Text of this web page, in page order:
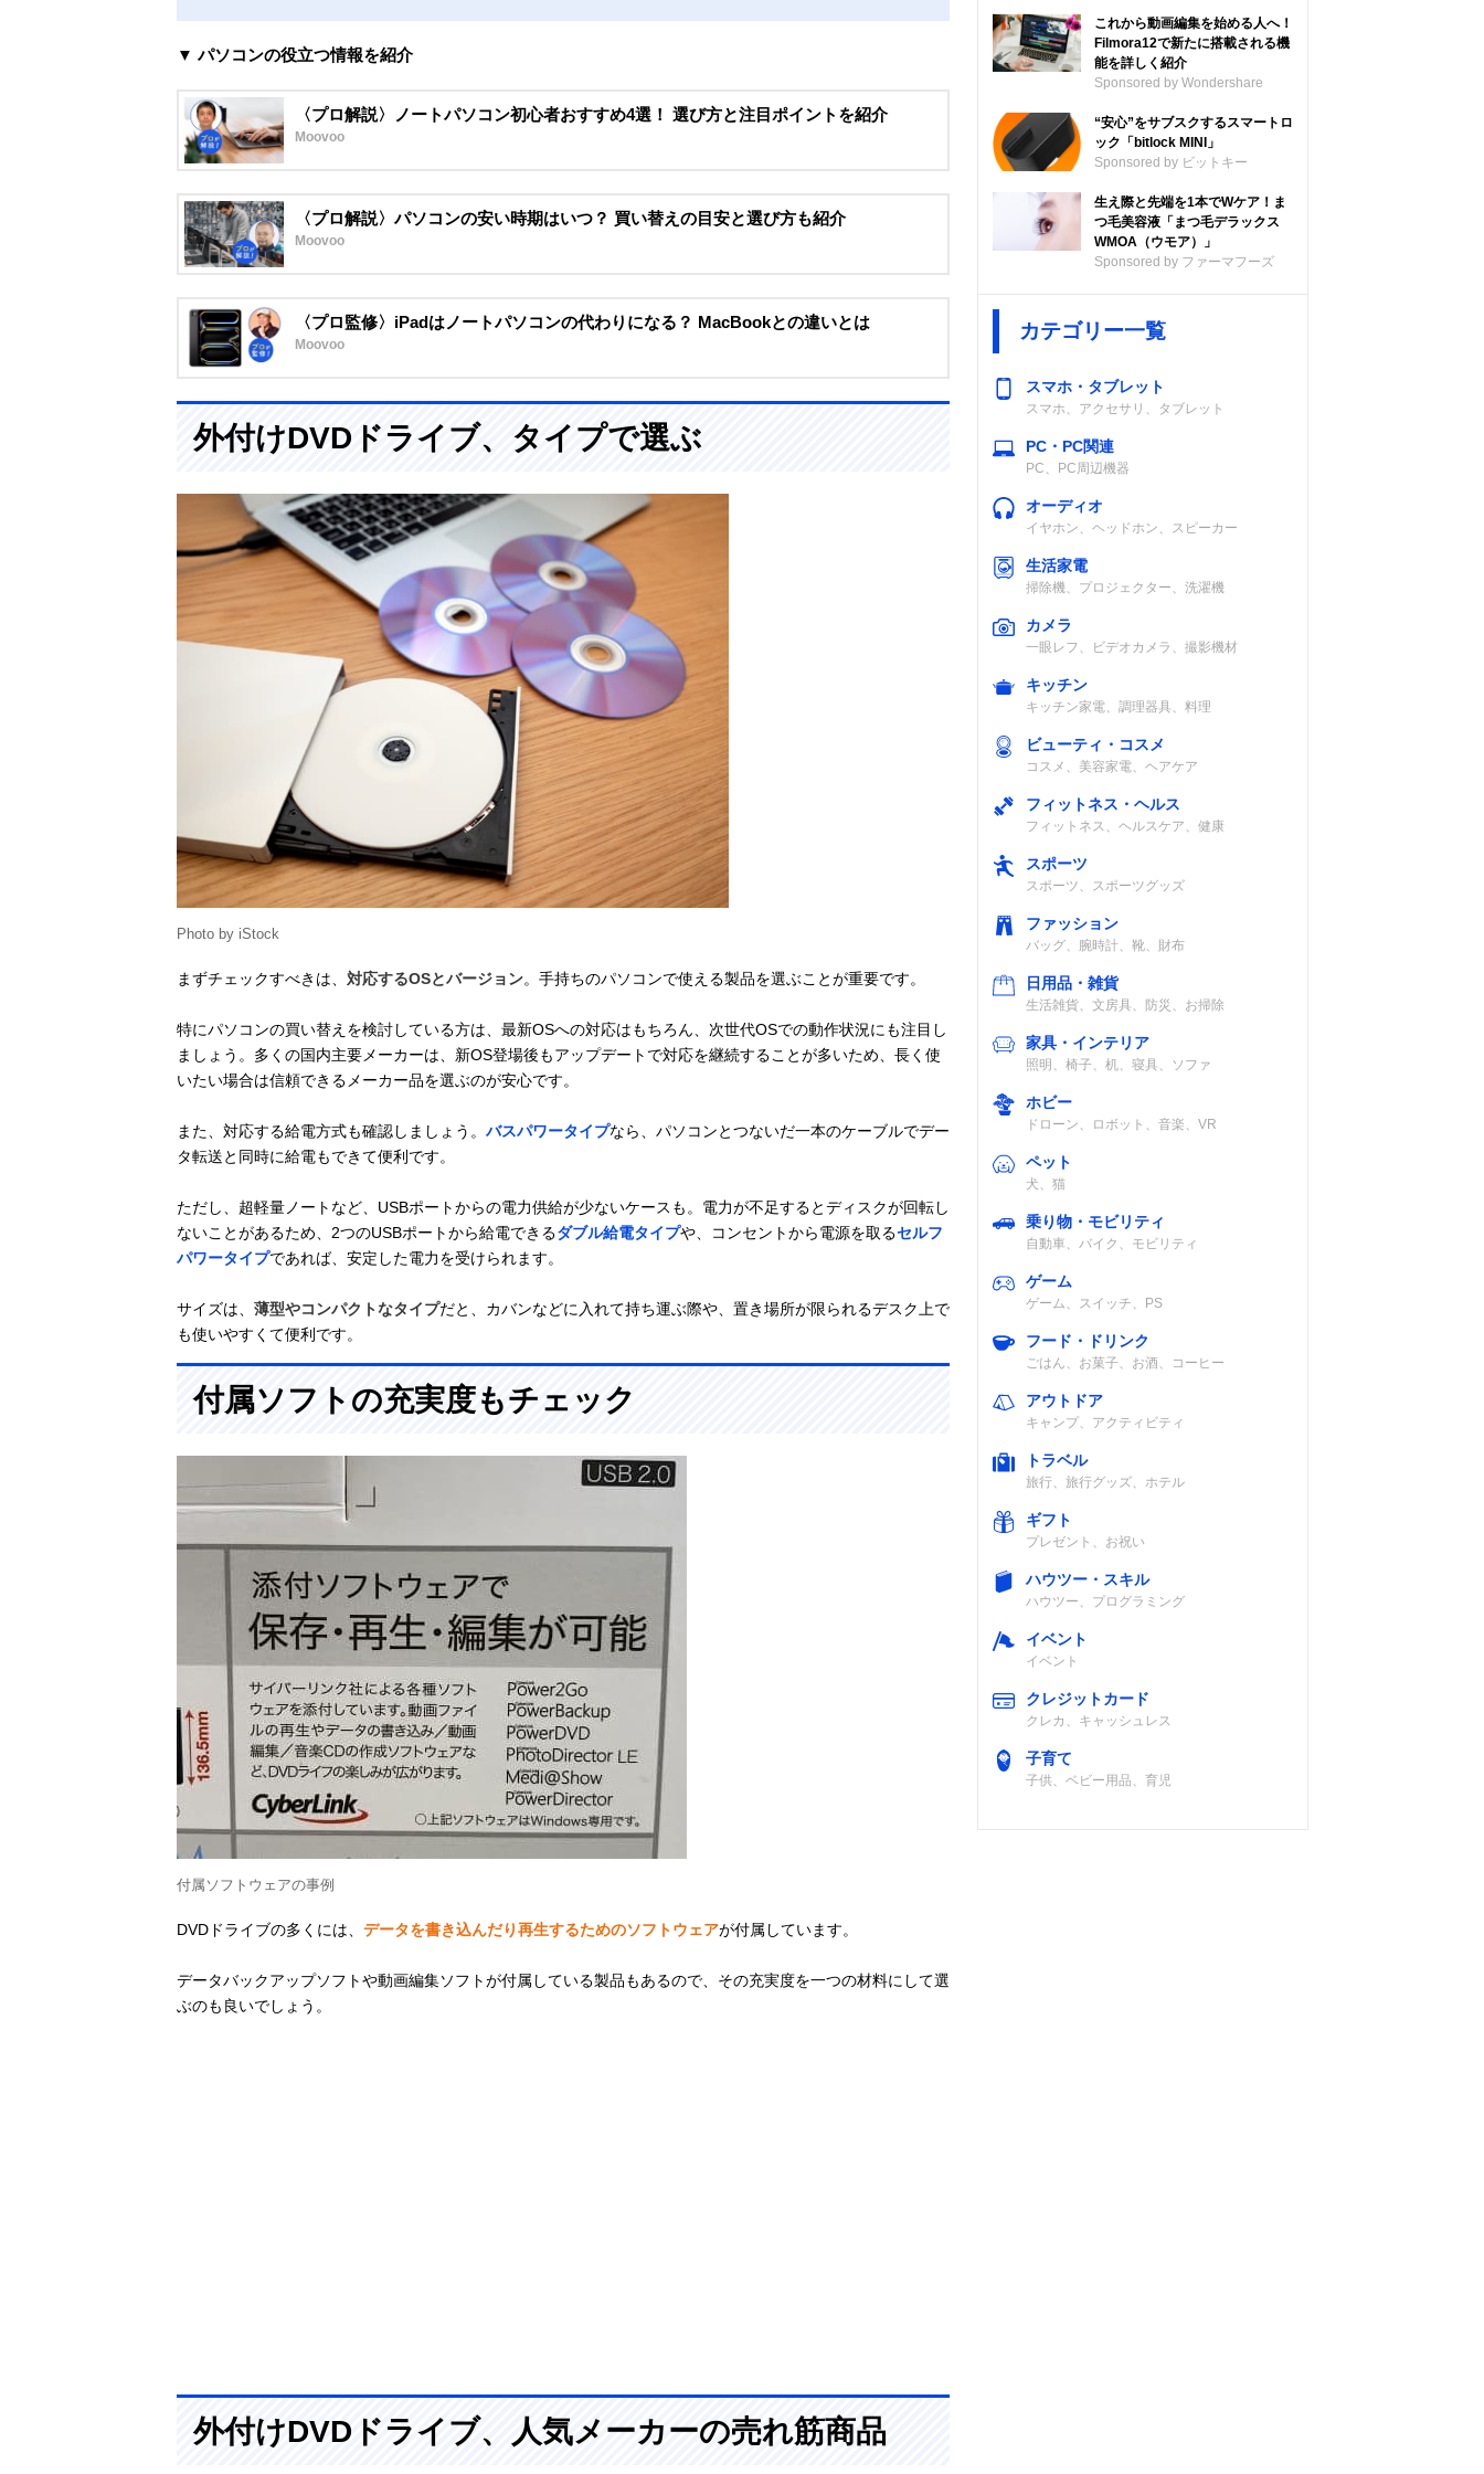
▼ パソコンの役立つ情報を紹介
〈プロ解説〉ノートパソコン初心者おすすめ4選！ 選び方と注目ポイントを紹介
Moovoo
〈プロ解説〉パソコンの安い時期はいつ？ 買い替えの目安と選び方も紹介
Moovoo
〈プロ監修〉iPadはノートパソコンの代わりになる？ MacBookとの違いとは
Moovoo
外付けDVDドライブ、タイプで選ぶ
Photo by iStock
まずチェックすべきは、 対応するOSとバージョン。手持ちのパソコンで使える製品を選ぶことが重要です。
特にパソコンの買い替えを検討している方は、最新OSへの対応はもちろん、次世代OSでの動作状況にも注目し
ましょう。多くの国内主要メーカーは、新OS登場後もアップデートで対応を継続することが多いため、長く使
いたい場合は信頼できるメーカー品を選ぶのが安心です。
また、対応する給電方式も確認しましょう。 バスパワータイプなら、パソコンとつないだ一本のケーブルでデー
タ転送と同時に給電もできて便利です。
ただし、超軽量ノートなど、USBポートからの電力供給が少ないケースも。電力が不足するとディスクが回転し
ないことがあるため、2つのUSBポートから給電できるダブル給電タイプや、コンセントから電源を取るセルフ
パワータイプであれば、安定した電力を受けられます。
サイズは、 薄型やコンパクトなタイプだと、カバンなどに入れて持ち運ぶ際や、置き場所が限られるデスク上で
も使いやすくて便利です。
付属ソフトの充実度もチェック
付属ソフトウェアの事例
DVDドライブの多くには、 データを書き込んだり再生するためのソフトウェアが付属しています。
データバックアップソフトや動画編集ソフトが付属している製品もあるので、その充実度を一つの材料にして選
ぶのも良いでしょう。
外付けDVDドライブ、人気メーカーの売れ筋商品
これから動画編集を始める人へ！
Filmora12で新たに搭載される機
能を詳しく紹介
Sponsored by Wondershare
“安心”をサブスクするスマートロ
ック「bitlock MINI」
Sponsored by ビットキー
生え際と先端を1本でWケア！ま
つ毛美容液「まつ毛デラックス
WMOA（ウモア）」
Sponsored by ファーマフーズ
カテゴリー一覧
スマホ・タブレット
スマホ、アクセサリ、タブレット
PC・PC関連
PC、PC周辺機器
オーディオ
イヤホン、ヘッドホン、スピーカー
生活家電
掃除機、プロジェクター、洗濯機
カメラ
一眼レフ、ビデオカメラ、撮影機材
キッチン
キッチン家電、調理器具、料理
ビューティ・コスメ
コスメ、美容家電、ヘアケア
フィットネス・ヘルス
フィットネス、ヘルスケア、健康
スポーツ
スポーツ、スポーツグッズ
ファッション
バッグ、腕時計、靴、財布
日用品・雑貨
生活雑貨、文房具、防災、お掃除
家具・インテリア
照明、椅子、机、寝具、ソファ
ホビー
ドローン、ロボット、音楽、VR
ペット
犬、猫
乗り物・モビリティ
自動車、バイク、モビリティ
ゲーム
ゲーム、スイッチ、PS
フード・ドリンク
ごはん、お菓子、お酒、コーヒー
アウトドア
キャンプ、アクティビティ
トラベル
旅行、旅行グッズ、ホテル
ギフト
プレゼント、お祝い
ハウツー・スキル
ハウツー、プログラミング
イベント
イベント
クレジットカード
クレカ、キャッシュレス
子育て
子供、ベビー用品、育児